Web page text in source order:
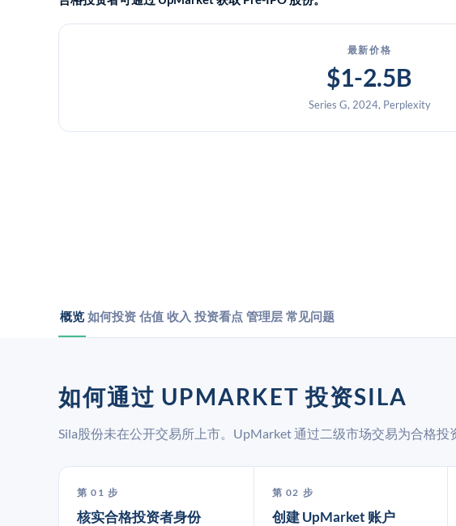
最新价格
$1-2.5B
Series G, 2024, Perplexity
概览 如何投资 估值 收入 投资看点 管理层 常见问题
如何通过 UPMARKET 投资SILA
Sila股份未在公开交易所上市。UpMarket 通过二级市场交易为合格投
第 01 步
核实合格投资者身份
第 02 步
创建 UpMarket 账户